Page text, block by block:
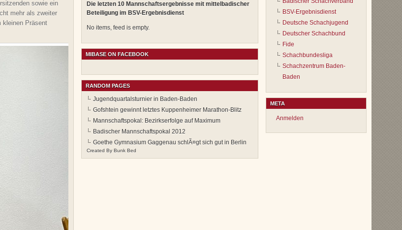
sowie ein
mehr als zweiter
kleinen Präsent
Die letzten 10 Mannschaftsergebnisse mit mittelbadischer
Beteiligung im BSV-Ergebnisdienst
No items, feed is empty.
MIBASE ON FACEBOOK
RANDOM PAGES
Jugendquartalsturnier in Baden-Baden
Gofshtein gewinnt letztes Kuppenheimer Marathon-Blitz
Mannschaftspokal: Bezirkserfolge auf Maximum
Badischer Mannschaftspokal 2012
Goethe Gymnasium Gaggenau schlÃ¤gt sich gut in Berlin
Created By Bunk Bed
BSV-Ergebnisdienst
Deutsche Schachjugend
Deutscher Schachbund
Fide
Schachbundesliga
Schachzentrum Baden-
Baden
META
Anmelden